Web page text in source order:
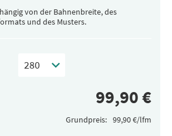
von der Bahnenbreite, des
und des Musters.
Grundpreis: